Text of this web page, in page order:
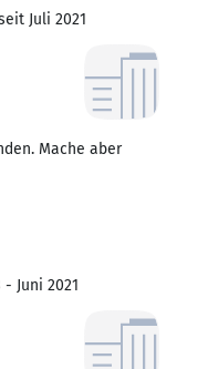
Juli 2021
Mache aber
Juni 2021